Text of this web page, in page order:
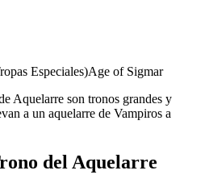
Especiales)Age of Sigmar
Aquelarre son tronos grandes y
a un aquelarre de Vampiros a
del Aquelarre